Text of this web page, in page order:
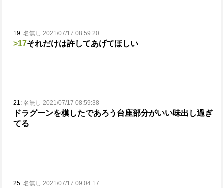
19: 名無し 2021/07/17 08:59:20
>17それだけは許してあげてほしい
21: 名無し 2021/07/17 08:59:38
ドラグーンを模したであろう台座部分がいい味出し過ぎ
てる
25: 名無し 2021/07/17 09:04:17